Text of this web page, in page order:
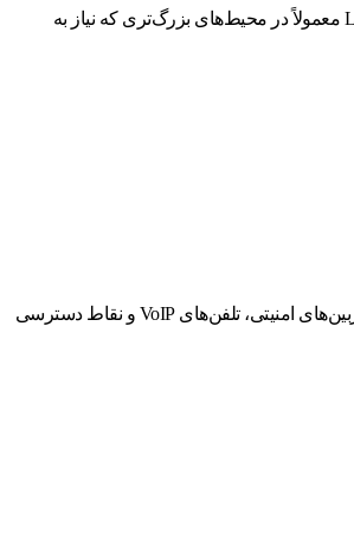
: این سوئیچ‌ها توانایی مسیریابی داده‌ها را نیز دارند و می‌توانند داده‌ها را در لایه شبکه (Network Layer) بر اساس آدرس‌های IP ارسال کنند. سوئیچ‌های Layer 3 معمولاً در محیط‌های بزرگ‌تری که نیاز به
سوئیچ‌های PoE (Power over Ethernet) قادرند علاوه بر انتقال داده، برق را نیز از طریق کابل Ethernet تأمین کنند. این ویژگی بسیار مفید است، خصوصاً برای دستگاه‌های مانند دوربین‌های امنیتی، تلفن‌های VoIP و نقاط دسترسی